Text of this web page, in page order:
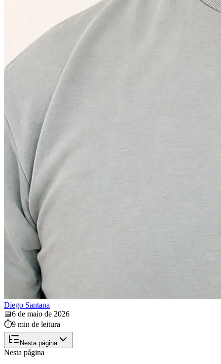
Diego Santana
📅6 de maio de 2026
⏱️9 min de leitura
Nesta página
Nesta página